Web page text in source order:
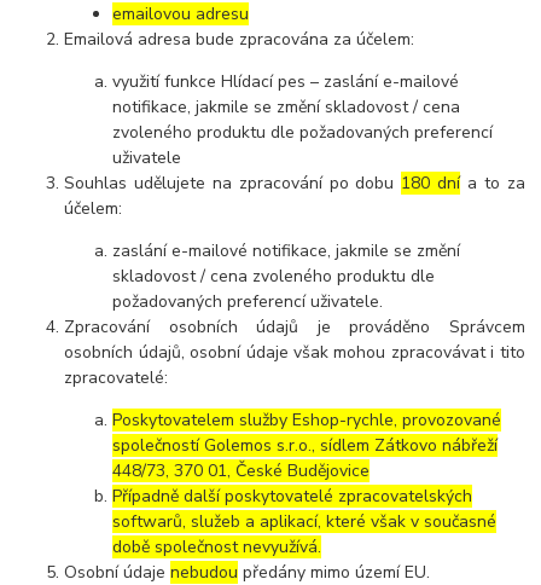
emailovou adresu
Emailová adresa bude zpracována za účelem:
využití funkce Hlídací pes – zaslání e-mailové
notifikace, jakmile se změní skladovost / cena
zvoleného produktu dle požadovaných preferencí
uživatele
Souhlas udělujete na zpracování po dobu 180 dnía to za
účelem:
zaslání e-mailové notifikace, jakmile se změní
skladovost / cena zvoleného produktu dle
požadovaných preferencí uživatele.
Zpracování osobních údajů je prováděno Správcem
osobních údajů, osobní údaje však mohou zpracovávat i tito
zpracovatelé:
Poskytovatelem služby Eshop-rychle, provozované
společností Golemos s.r.o., sídlem Zátkovo nábřeží
448/73, 370 01, České Budějovice
Případně další poskytovatelé zpracovatelských
softwarů, služeb a aplikací, které však v současné
době společnost nevyužívá.
Osobní údajenebudou předány mimo území EU.